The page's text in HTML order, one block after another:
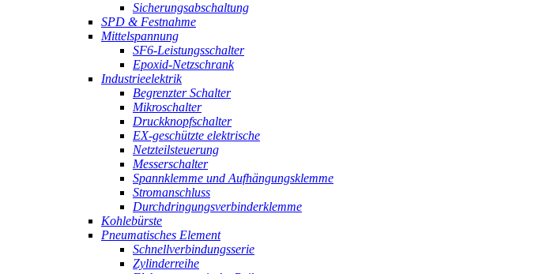
Sicherungsabschaltung
SPD & Festnahme
Mittelspannung
SF6-Leistungsschalter
Epoxid-Netzschrank
Industrieelektrik
Begrenzter Schalter
Mikroschalter
Druckknopfschalter
EX-geschützte elektrische
Netzteilsteuerung
Messerschalter
Spannklemme und Aufhängungsklemme
Stromanschluss
Durchdringungsverbinderklemme
Kohlebürste
Pneumatisches Element
Schnellverbindungsserie
Zylinderreihe